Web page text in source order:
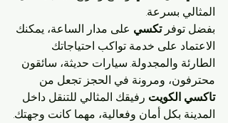
المثالي بسرعة.
بفضل توفر تكسي على مدار الساعة، يمكنك
الاعتماد على خدمة تواكب احتياجاتك
الطارئة والمجدولة. سيارات حديثة، سائقون
محترفون، ومرونة في الحجز تجعل من
تاكسي الكويت رفيقك المثالي للتنقل داخل
المدينة بكل أمان وفعالية، مهما كانت وجهتك.